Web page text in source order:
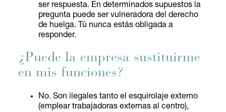
ser respuesta. En determinados supuestos la
pregunta puede ser vulneradora del derecho
de huelga. Tú nunca estás obligada a
responder.
¿Puede la empresa sustituirme
en mis funciones?
No. Son ilegales tanto el esquirolaje externo
(emplear trabajadoras externas al centro),